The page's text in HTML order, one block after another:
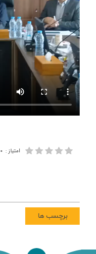
امتیاز : ۰
برچسب ها